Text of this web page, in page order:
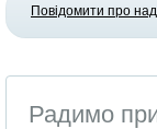
Повідомити про
Радимо